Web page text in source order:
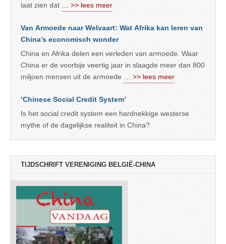
laat zien dat
… >> lees meer
Van Armoede naar Welvaart: Wat Afrika kan leren van
China’s economisch wonder
China en Afrika delen een verleden van armoede. Waar
China er de voorbije veertig jaar in slaagde meer dan 800
miljoen mensen uit de armoede
… >> lees meer
‘Chinese Social Credit System’
Is het social credit system een hardnekkige westerse
mythe of de dagelijkse realiteit in China?
TIJDSCHRIFT VERENIGING BELGIË-CHINA